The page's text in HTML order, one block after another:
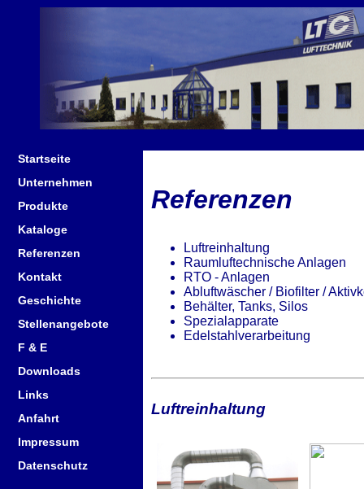
Startseite
Unternehmen
Produkte
Kataloge
Referenzen
Kontakt
Geschichte
Stellenangebote
F & E
Downloads
Links
Anfahrt
Impressum
Datenschutz
Referenzen
Luftreinhaltung
Raumluftechnische Anlagen
RTO - Anlagen
Abluftwäscher / Biofilter /
Behälter, Tanks, Silos
Spezialapparate
Edelstahlverarbeitung
Luftreinhaltung